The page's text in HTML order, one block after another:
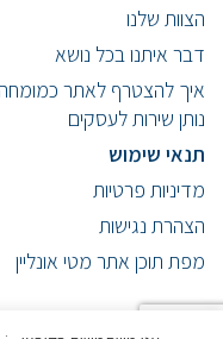
הצוות שלנו
דבר איתנו בכל נושא
איך להצטרף לאתר כמומחה,
נותן שירות לעסקים
תנאי שימוש
מדיניות פרטיות
הצהרת נגישות
מפת תוכן אתר מטי אונליין